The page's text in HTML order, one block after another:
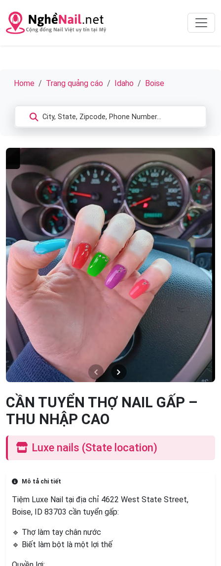
Home Trang quảng cáo Idaho Boise
CẦN TUYỂN THỢ NAIL GẤP –
THU NHẬP CAO
Luxe nails (State location)
Mô tả chi tiết
Tiệm Luxe Nail tại địa chỉ 4622 West State Street,
Boise, ID 83703 cần tuyển gấp:
🔹 Thợ làm tay chân nước
🔹 Biết làm bột là một lợi thế